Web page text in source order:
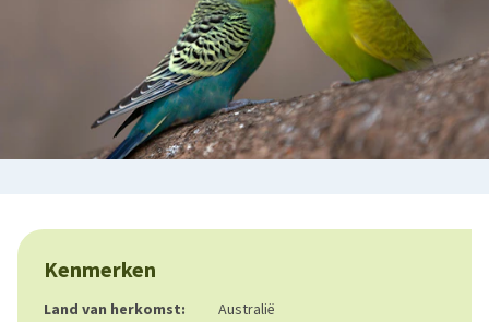
Kenmerken
Land van herkomst:
Australië